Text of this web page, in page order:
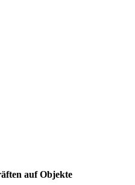
auf Objekte